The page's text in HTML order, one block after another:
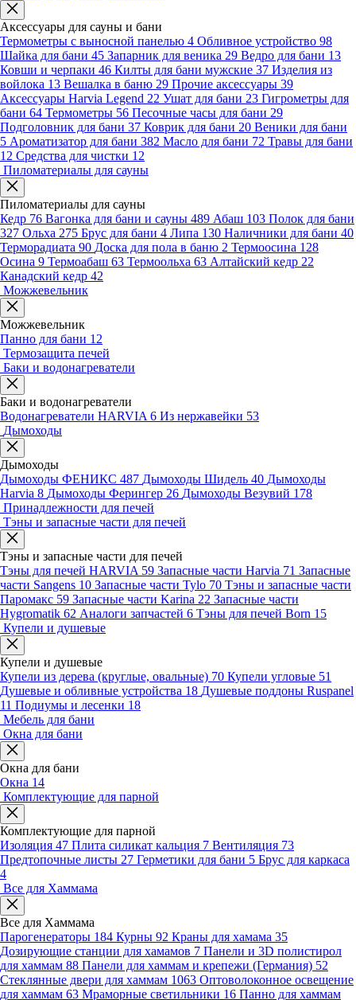
Аксессуары для сауны и бани
Термометры с выносной панелью 4 Обливное устройство 98
Шайка для бани 45 Запарник для веника 29 Ведро для бани 13
Ковши и черпаки 46 Килты для бани мужские 37 Изделия из
войлока 13 Вешалка в баню 29 Прочие аксессуары 39
Аксессуары Harvia Legend 22 Ушат для бани 23 Гигрометры для
бани 64 Термометры 56 Песочные часы для бани 29
Подголовник для бани 37 Коврик для бани 20 Веники для бани
5 Ароматизатор для бани 382 Масло для бани 72 Травы для бани
12 Средства для чистки 12
Пиломатериалы для сауны
Пиломатериалы для сауны
Кедр 76 Вагонка для бани и сауны 489 Абаш 103 Полок для бани
327 Ольха 275 Брус для бани 4 Липа 130 Наличники для бани 40
Терморадиата 90 Доска для пола в баню 2 Термоосина 128
Осина 9 Термоабаш 63 Термоольха 63 Алтайский кедр 22
Канадский кедр 42
Можжевельник
Можжевельник
Панно для бани 12
Термозащита печей
Баки и водонагреватели
Баки и водонагреватели
Водонагреватели HARVIA 6 Из нержавейки 53
Дымоходы
Дымоходы
Дымоходы ФЕНИКС 487 Дымоходы Шидель 40 Дымоходы
Harvia 8 Дымоходы Ферингер 26 Дымоходы Везувий 178
Принадлежности для печей
Тэны и запасные части для печей
Тэны и запасные части для печей
Тэны для печей HARVIA 59 Запасные части Harvia 71 Запасные
части Sangens 10 Запасные части Tylo 70 Тэны и запасные части
Паромакс 59 Запасные части Karina 22 Запасные части
Hygromatik 62 Аналоги запчастей 6 Тэны для печей Born 15
Купели и душевые
Купели и душевые
Купели из дерева (круглые, овальные) 70 Купели угловые 51
Душевые и обливные устройства 18 Душевые поддоны Ruspanel
11 Подиумы и лесенки 18
Мебель для бани
Окна для бани
Окна для бани
Окна 14
Комплектующие для парной
Комплектующие для парной
Изоляция 47 Плита силикат кальция 7 Вентиляция 73
Предтопочные листы 27 Герметики для бани 5 Брус для каркаса
4
Все для Хаммама
Все для Хаммама
Парогенераторы 184 Курны 92 Краны для хамама 35
Дозирующие станции для хамамов 7 Панели и 3D полистирол
для хаммам 88 Панели для хаммам и крепежи (Германия) 52
Стеклянные двери для хаммам 1063 Оптоволоконное освещение
для хаммам 63 Мраморные светильники 16 Панно для хаммам